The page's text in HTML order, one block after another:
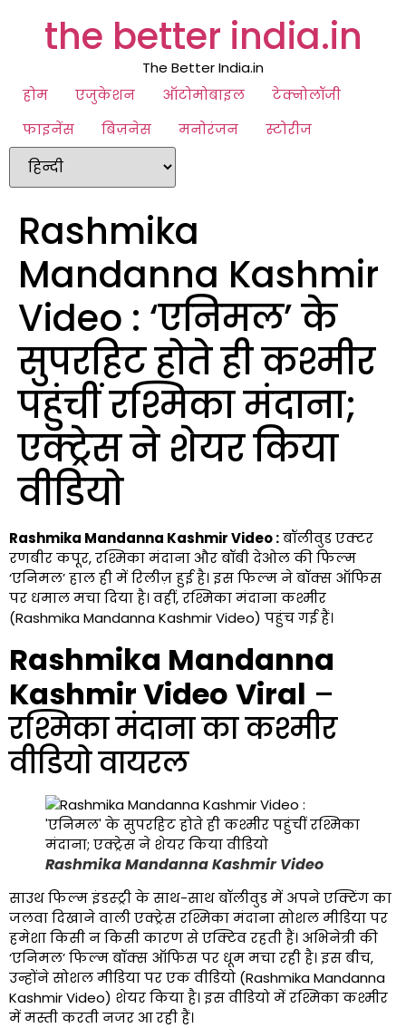
the better india.in
The Better India.in
होम
एजुकेशन ऑटोमोबाइल
टेक्नोलॉजी
फाइनेंस
बिज़नेस मनोरंजन स्टोरीज
Rashmika
Mandanna Kashmir
Video : ‘एनिमल’ के
सुपरहिट होते ही कश्मीर
पहुंचीं रश्मिका मंदाना;
एक्ट्रेस ने शेयर किया
वीडियो
Rashmika Mandanna Kashmir Video :बॉलीवुड एक्टर
रणबीर कपूर, रश्मिका मंदाना और बॉबी देओल की फिल्म
‘एनिमल’ हाल ही में रिलीज़ हुई है। इस फिल्म ने बॉक्स ऑफिस
पर धमाल मचा दिया है। वहीं, रश्मिका मंदाना कश्मीर
(Rashmika Mandanna Kashmir Video) पहुंच गई हैं।
Rashmika Mandanna
Kashmir Video Viral –
रश्मिका मंदाना का कश्मीर
वीडियो वायरल
Rashmika Mandanna Kashmir Video
साउथ फिल्म इंडस्ट्री के साथ-साथ बॉलीवुड में अपने एक्टिंग का
जलवा दिखाने वाली एक्ट्रेस रश्मिका मंदाना सोशल मीडिया पर
हमेशा किसी न किसी कारण से एक्टिव रहती हैं। अभिनेत्री की
‘एनिमल’ फिल्म बॉक्स ऑफिस पर धूम मचा रही है। इस बीच,
उन्होंने सोशल मीडिया पर एक वीडियो (Rashmika Mandanna
Kashmir Video) शेयर किया है। इस वीडियो में रश्मिका कश्मीर
में मस्ती करती नजर आ रही हैं।